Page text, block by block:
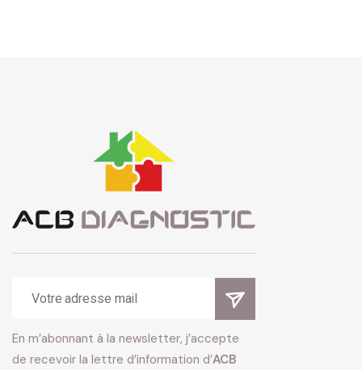
En m’abonnant à la newsletter, j’accepte
de recevoir la lettre d’information d’ACB